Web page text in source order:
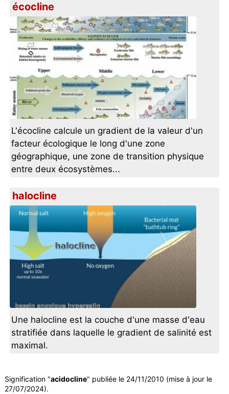
écocline
L'écocline calcule un gradient de la valeur d'un
facteur écologique le long d'une zone
géographique, une zone de transition physique
entre deux écosystèmes...
halocline
Une halocline est la couche d'une masse d'eau
stratifiée dans laquelle le gradient de salinité est
maximal.
Signification "acidocline" publiée le 24/11/2010 (mise à jour le
27/07/2024).